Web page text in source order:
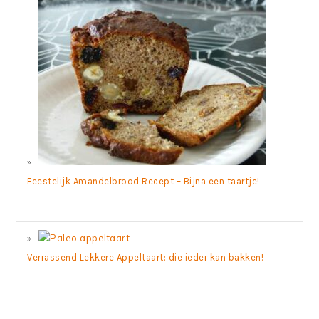
Feestelijk Amandelbrood Recept – Bijna een taartje!
Verrassend Lekkere Appeltaart: die ieder kan bakken!